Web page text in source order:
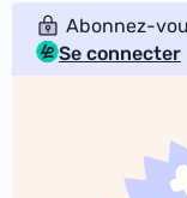
Abonnez-
Se connecter